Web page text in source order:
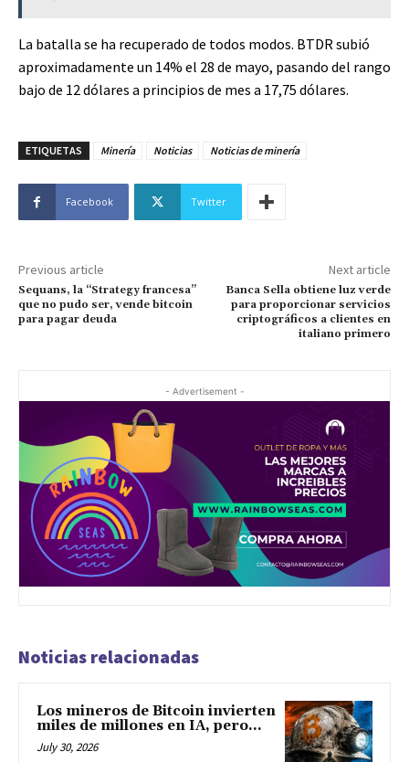
La batalla se ha recuperado de todos modos. BTDR subió
aproximadamente un 14% el 28 de mayo, pasando del rango
bajo de 12 dólares a principios de mes a 17,75 dólares.
ETIQUETAS Minería Noticias Noticias de minería
Facebook Twitter
Previous article
Sequans, la “Strategy francesa”
que no pudo ser, vende bitcoin
para pagar deuda
Next article
Banca Sella obtiene luz verde
para proporcionar servicios
criptográficos a clientes en
italiano primero
- Advertisement -
Noticias relacionadas
Los mineros de Bitcoin invierten
miles de millones en IA, pero...
July 30, 2026